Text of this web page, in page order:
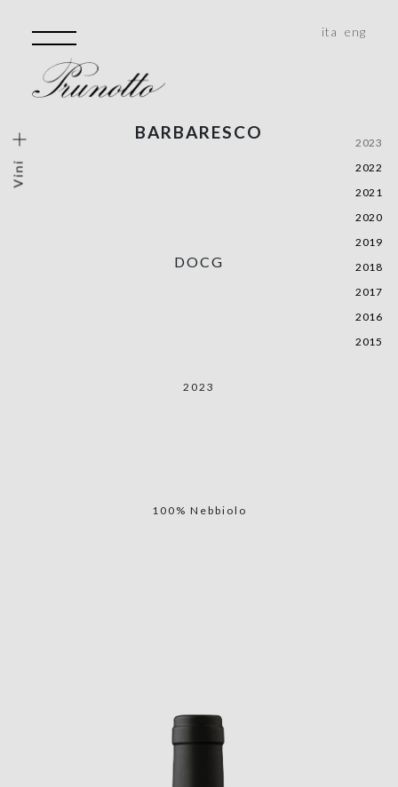
ita eng
Vigneto
2023
2022
2021
2020
2019
2018
2017
2016
2015
Vini
BARBARESCO
DOCG
2023
100% Nebbiolo